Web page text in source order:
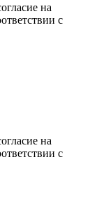
на
с
на
с